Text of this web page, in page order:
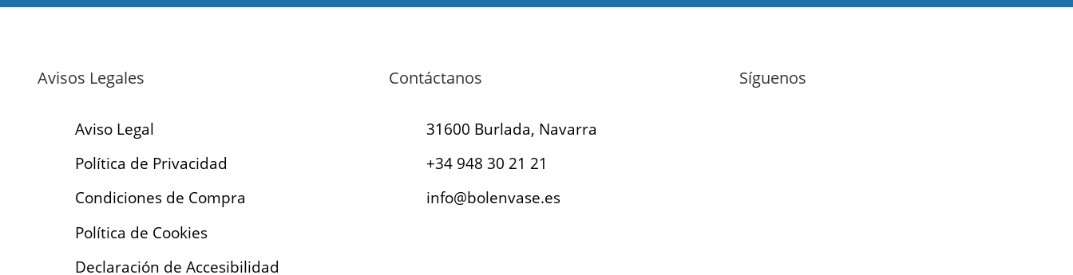
Avisos Legales
Aviso Legal
Política de Privacidad
Condiciones de Compra
Política de Cookies
Declaración de Accesibilidad
Contáctanos
31600 Burlada, Navarra
+34 948 30 21 21
info@bolenvase.es
Síguenos